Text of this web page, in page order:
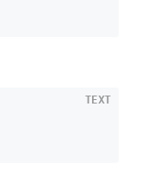
TEXT